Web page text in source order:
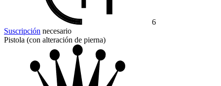
6
Suscripción necesario
Pistola (con alteración de pierna)